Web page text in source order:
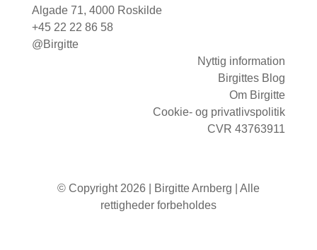
Algade 71, 4000 Roskilde
+45 22 22 86 58
@Birgitte
Nyttig information
Birgittes Blog
Om Birgitte
Cookie- og privatlivspolitik
CVR 43763911
© Copyright 2026 | Birgitte Arnberg | Alle
rettigheder forbeholdes